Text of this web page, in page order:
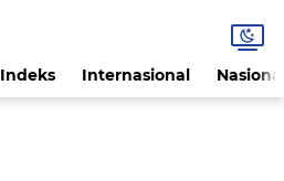
Indeks Internasional